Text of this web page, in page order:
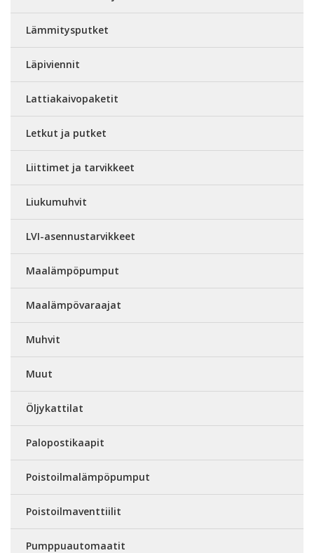
Lämmitysputket
Läpiviennit
Lattiakaivopaketit
Letkut ja putket
Liittimet ja tarvikkeet
Liukumuhvit
LVI-asennustarvikkeet
Maalämpöpumput
Maalämpövaraajat
Muhvit
Muut
Öljykattilat
Palopostikaapit
Poistoilmalämpöpumput
Poistoilmaventtiilit
Pumppuautomaatit